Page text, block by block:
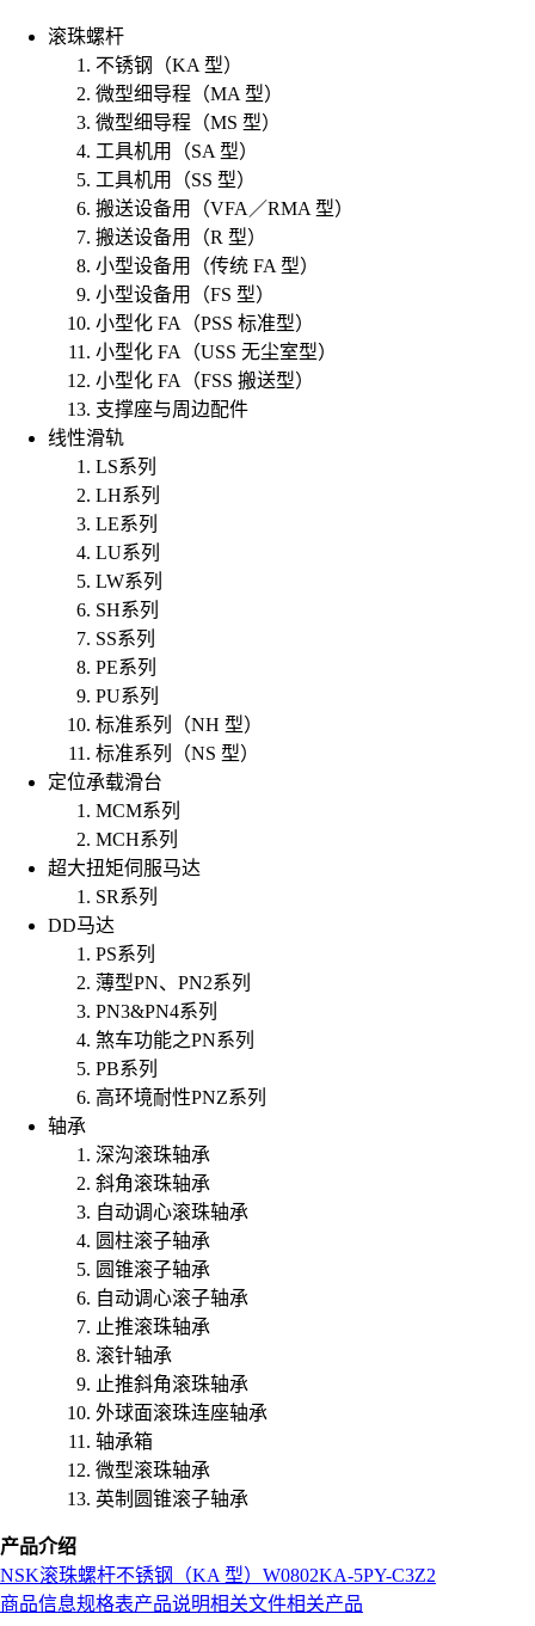
滚珠螺杆
不锈钢（KA 型）
微型细导程（MA 型）
微型细导程（MS 型）
工具机用（SA 型）
工具机用（SS 型）
搬送设备用（VFA／RMA 型）
搬送设备用（R 型）
小型设备用（传统 FA 型）
小型设备用（FS 型）
小型化 FA（PSS 标准型）
小型化 FA（USS 无尘室型）
小型化 FA（FSS 搬送型）
支撑座与周边配件
线性滑轨
LS系列
LH系列
LE系列
LU系列
LW系列
SH系列
SS系列
PE系列
PU系列
标准系列（NH 型）
标准系列（NS 型）
定位承载滑台
MCM系列
MCH系列
超大扭矩伺服马达
SR系列
DD马达
PS系列
薄型PN、PN2系列
PN3&PN4系列
煞车功能之PN系列
PB系列
高环境耐性PNZ系列
轴承
深沟滚珠轴承
斜角滚珠轴承
自动调心滚珠轴承
圆柱滚子轴承
圆锥滚子轴承
自动调心滚子轴承
止推滚珠轴承
滚针轴承
止推斜角滚珠轴承
外球面滚珠连座轴承
轴承箱
微型滚珠轴承
英制圆锥滚子轴承
产品介绍
NSK滚珠螺杆不锈钢（KA 型） W0802KA-5PY-C3Z2
商品信息规格表产品说明相关文件相关产品